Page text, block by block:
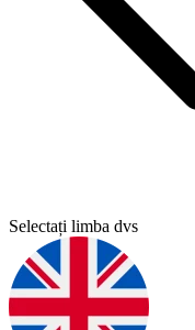
Selectați limba dvs